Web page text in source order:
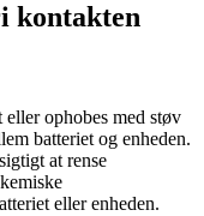
kontakten
ophobes med støv
batteriet og enheden.
at rense
eller enheden.